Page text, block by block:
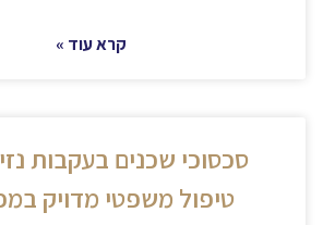
קרא עוד »
סכסוכי שכנים בעקבות
טיפול משפטי מדויק